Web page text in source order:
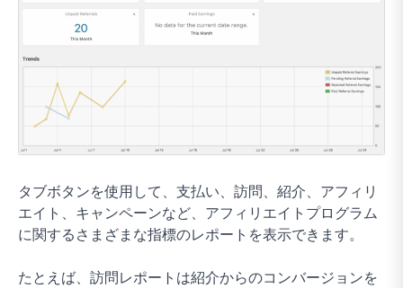
タブボタンを使用して、支払い、訪問、紹介、アフィリ
エイト、キャンペーンなど、アフィリエイトプログラム
に関するさまざまな指標のレポートを表示できます。
たとえば、訪問レポートは紹介からのコンバージョンを